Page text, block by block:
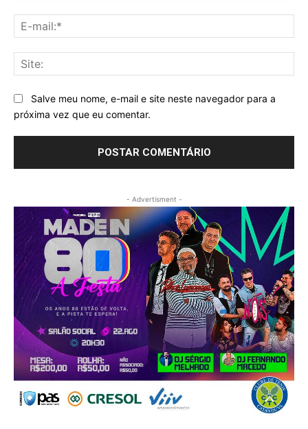
Salve meu nome, e-mail e site neste navegador para a
próxima vez que eu comentar.
- Advertisment -